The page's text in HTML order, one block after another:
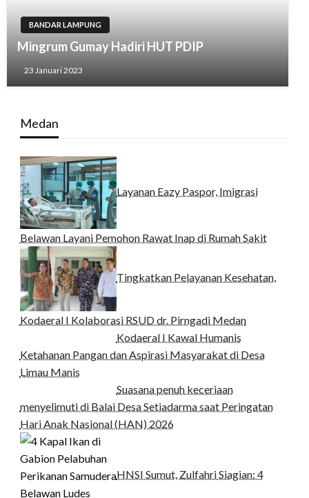
BANDAR LAMPUNG
Mingrum Gumay Hadiri HUT PDIP
23 Januari 2023
Medan
Layanan Eazy Paspor, Imigrasi
Belawan Layani Pemohon Rawat Inap di Rumah Sakit
Tingkatkan Pelayanan Kesehatan,
Kodaeral I Kolaborasi RSUD dr. Pirngadi Medan‎
Kodaeral I Kawal Humanis
Ketahanan Pangan dan Aspirasi Masyarakat di Desa
Limau Manis
Suasana penuh keceriaan
menyelimuti di Balai Desa Setiadarma saat Peringatan
Hari Anak Nasional (HAN) 2026
HNSI Sumut, Zulfahri Siagian: 4